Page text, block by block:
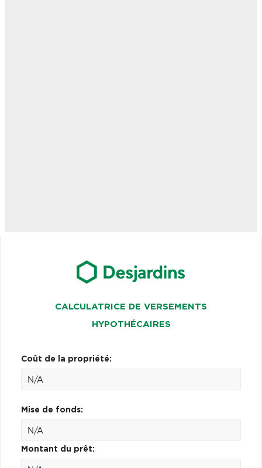
CALCULATRICE DE VERSEMENTS
HYPOTHÉCAIRES
Coût de la propriété:
Mise de fonds:
Montant du prêt: